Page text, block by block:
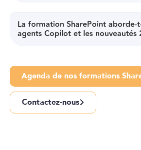
La formation SharePoint aborde-
agents Copilot et les nouveautés
Agenda de nos formations
Contactez-nous